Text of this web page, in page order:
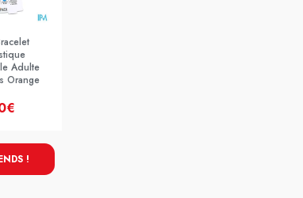
Adulte
Orange
!